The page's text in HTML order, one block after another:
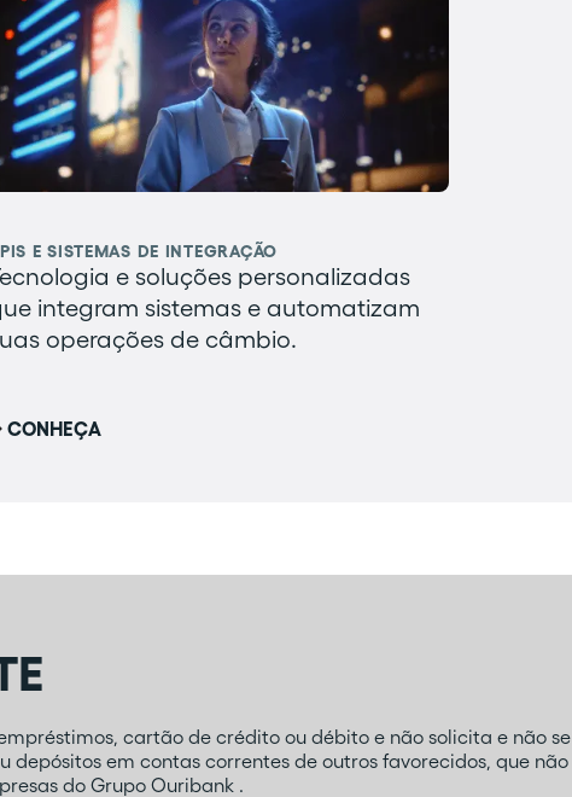
E SISTEMAS DE INTEGRAÇÃO
e soluções personalizadas
integram sistemas e automatizam
operações de câmbio.
CONHEÇA
cartão de crédito ou débito e não solicita e não se
depósitos em contas correntes de outros favorecidos, que não
do Grupo Ouribank .